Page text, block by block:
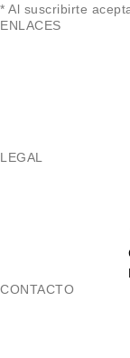
* Al suscribirte
ENLACES
LEGAL
CONTACTO